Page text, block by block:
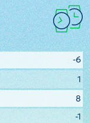
-6
1
8
-1